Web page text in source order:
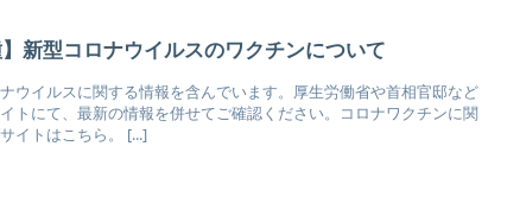
】新型コロナウイルスのワクチンについて
ウイルスに関する情報を含んでいます。厚生労働省や首相官邸など
トにて、最新の情報を併せてご確認ください。コロナワクチンに関
イトはこちら。 [...]